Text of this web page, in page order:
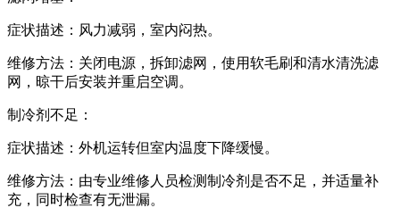
症状描述：风力减弱，室内闷热。
维修方法：关闭电源，拆卸滤网，使用软毛刷和清水清洗滤
网，晾干后安装并重启空调。
制冷剂不足：
症状描述：外机运转但室内温度下降缓慢。
维修方法：由专业维修人员检测制冷剂是否不足，并适量补
充，同时检查有无泄漏。